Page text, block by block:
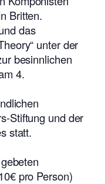
Britten.
das
unter der
besinnlichen
4.
Stiftung und der
statt.
pro Person)